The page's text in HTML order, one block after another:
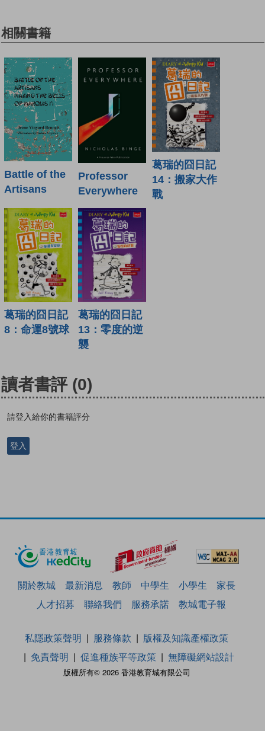
相關書籍
Battle of the
Artisans
Professor
Everywhere
葛瑞的囧日記
14：搬家大作
戰
葛瑞的囧日記
8：命運8號球
葛瑞的囧日記
13：零度的逆
襲
讀者書評 (0)
請登入給你的書籍評分
登入
關於教城 最新消息 教師 中學生 小學生
家長
人才招募
聯絡我們 服務承諾 教城電子報
版權所有© 2026 香港教育城有限公司
私隱政策聲明 服務條款
版權及知識產權政策
免責聲明
促進種族平等政策 無障礙網站設計